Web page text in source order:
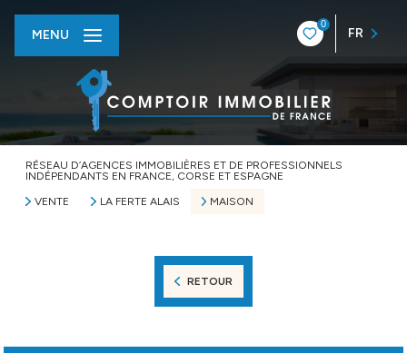
0
FR
MENU
RÉSEAU D’AGENCES IMMOBILIÈRES ET DE PROFESSIONNELS
INDÉPENDANTS EN FRANCE, CORSE ET ESPAGNE
VENTE
LA FERTE ALAIS MAISON
RETOUR